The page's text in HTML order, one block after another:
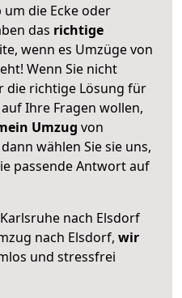
um die Ecke oder
das richtige
wenn es Umzüge von
Wenn Sie nicht
die richtige Lösung für
Ihre Fragen wollen,
Umzug von
wählen Sie sie uns,
passende Antwort auf
nach Elsdorf
nach Elsdorf, wir
und stressfrei